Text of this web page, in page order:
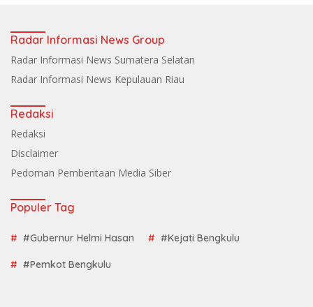
Radar Informasi News Group
Radar Informasi News Sumatera Selatan
Radar Informasi News Kepulauan Riau
Redaksi
Redaksi
Disclaimer
Pedoman Pemberitaan Media Siber
Populer Tag
#Gubernur Helmi Hasan #Kejati Bengkulu
#Pemkot Bengkulu